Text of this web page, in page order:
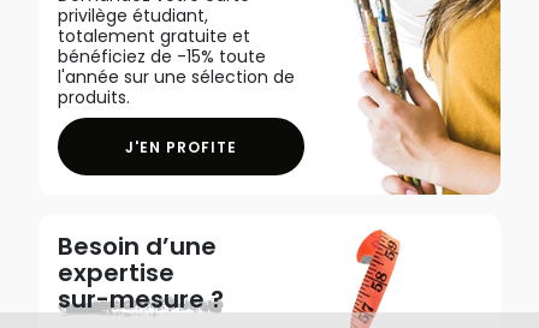
privilège étudiant,
totalement gratuite et
bénéficiez de -15% toute
l'année sur une sélection de
produits.
J'EN PROFITE
Besoin d’une
expertise
sur-mesure ?